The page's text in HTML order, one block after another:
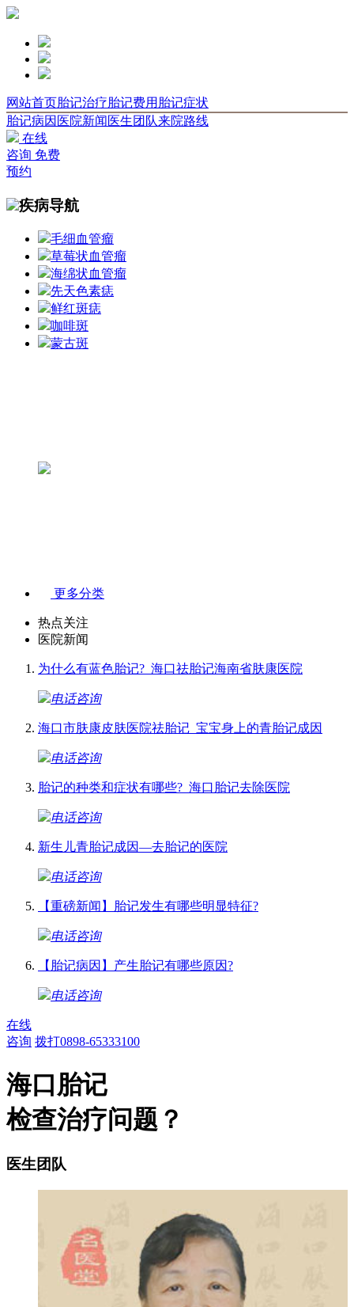
网站首页胎记治疗胎记费用 胎记症状
胎记病因 医院新闻 医生团队来院路线
在线
咨询 免费
预约
疾病导航
毛细血管瘤
草莓状血管瘤
海绵状血管瘤
先天色素痣
鲜红斑痣
咖啡斑
蒙古斑
更多分类
热点关注
医院新闻
为什么有蓝色胎记?_海口祛胎记海南省肤康医院
电话咨询
海口市肤康皮肤医院祛胎记_宝宝身上的青胎记成因
电话咨询
胎记的种类和症状有哪些?_海口胎记去除医院
电话咨询
新生儿青胎记成因—去胎记的医院
电话咨询
【重磅新闻】胎记发生有哪些明显特征?
电话咨询
【胎记病因】产生胎记有哪些原因?
电话咨询
在线
咨询 拨打0898-65333100
海口胎记
检查治疗问题？
医生团队